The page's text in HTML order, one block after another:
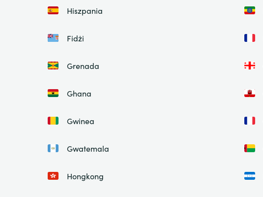
Hiszpania
Fidżi
Grenada
Ghana
Gwinea
Gwatemala
Hongkong